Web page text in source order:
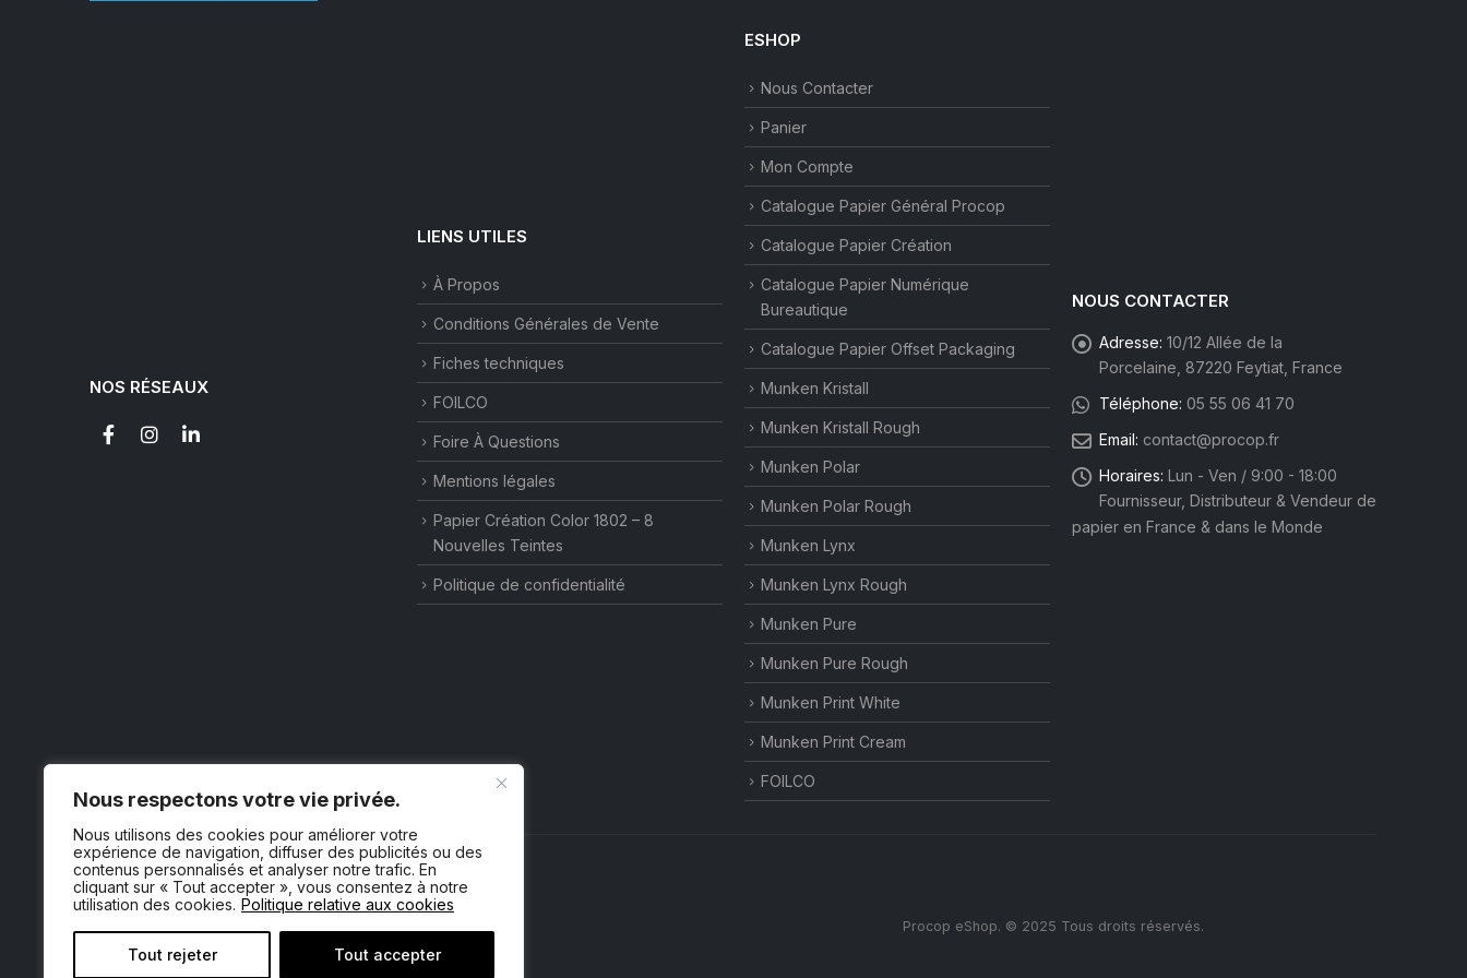
Nous respectons votre vie privée.
Nous utilisons des cookies pour améliorer votre
expérience de navigation, diffuser des publicités ou des
contenus personnalisés et analyser notre trafic. En
cliquant sur « Tout accepter », vous consentez à notre
utilisation des cookies. Politique relative aux cookies
Tout rejeter Tout accepter
NOS RÉSEAUX
LIENS UTILES
À Propos
Conditions Générales de Vente
Fiches techniques
FOILCO
Foire À Questions
Mentions légales
Papier Création Color 1802 – 8
Nouvelles Teintes
Politique de confidentialité
ESHOP
Nous Contacter
Panier
Mon Compte
Catalogue Papier Général Procop
Catalogue Papier Création
Catalogue Papier Numérique
Bureautique
Catalogue Papier Offset Packaging
Munken Kristall
Munken Kristall Rough
Munken Polar
Munken Polar Rough
Munken Lynx
Munken Lynx Rough
Munken Pure
Munken Pure Rough
Munken Print White
Munken Print Cream
FOILCO
NOUS CONTACTER
Adresse: 10/12 Allée de la
Porcelaine, 87220 Feytiat, France
Téléphone: 05 55 06 41 70
Email: contact@procop.fr
Horaires: Lun - Ven / 9:00 - 18:00
Fournisseur, Distributeur & Vendeur de
papier en France & dans le Monde
Procop eShop. © 2025 Tous droits réservés.